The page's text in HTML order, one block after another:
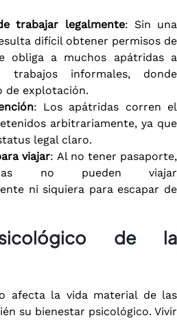
trabajar legalmente: Sin una
difícil obtener permisos de
obliga a muchos apátridas a
trabajos informales, donde
de explotación.
: Los apátridas corren el
arbitrariamente, ya que
legal claro.
viajar: Al no tener pasaporte,
no pueden viajar
ni siquiera para escapar de
de la
afecta la vida material de las
su bienestar psicológico. Vivir